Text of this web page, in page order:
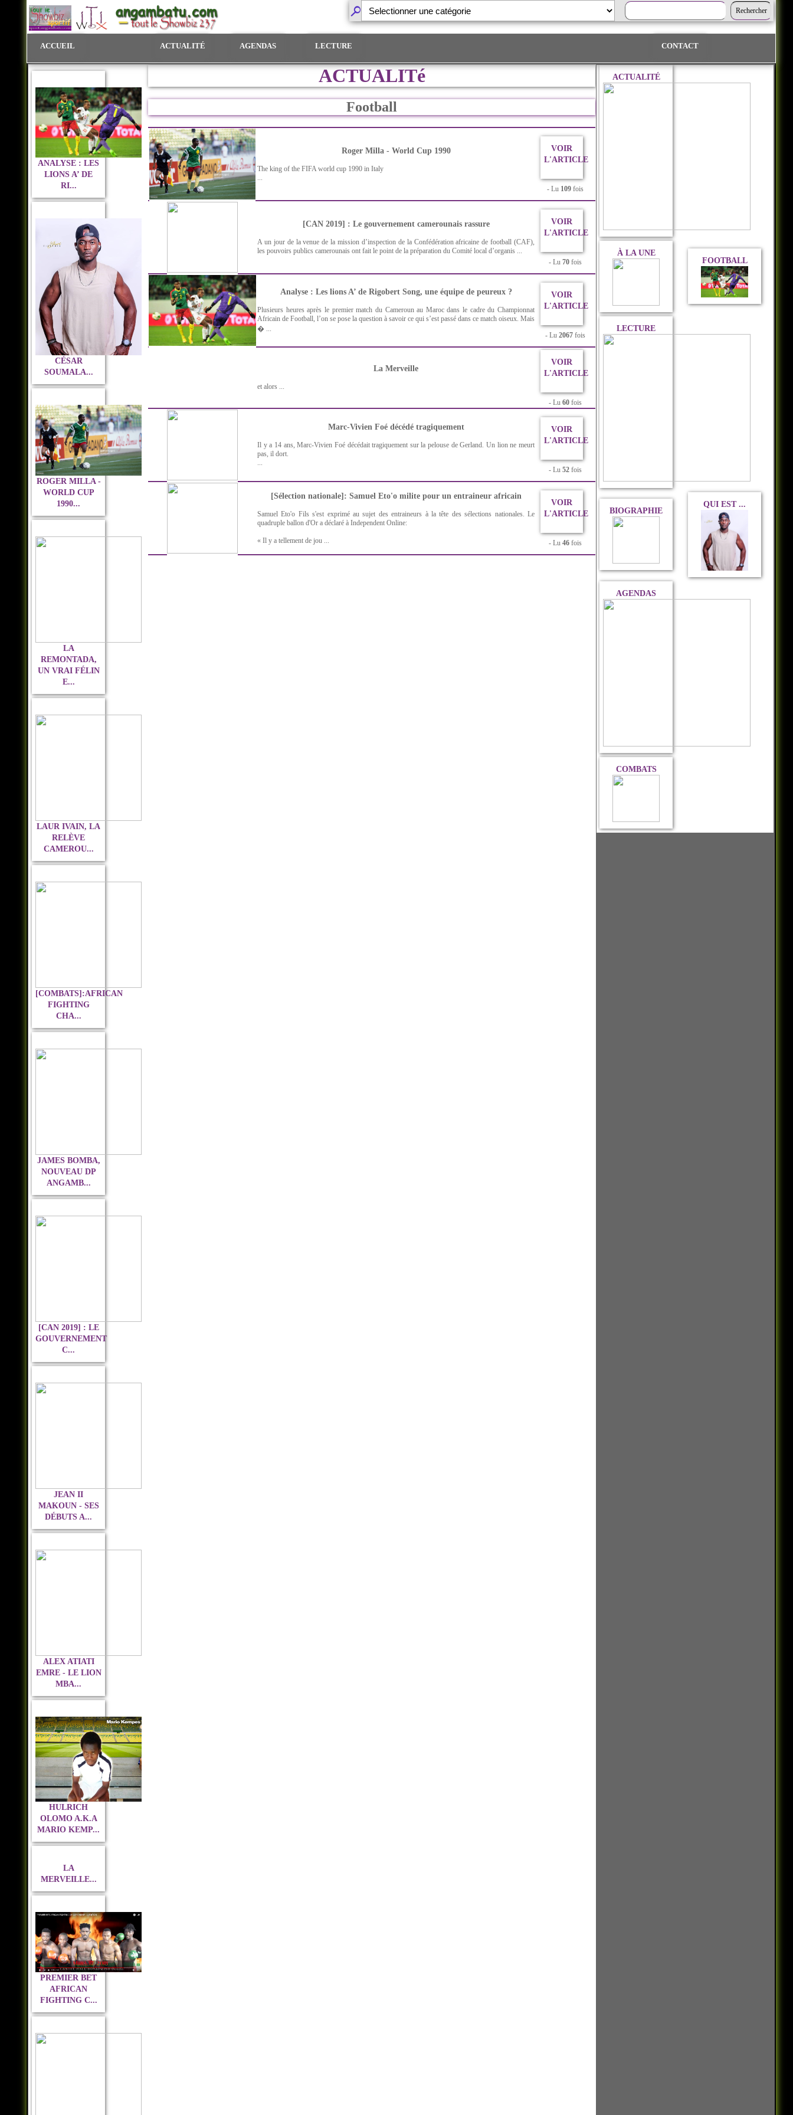
ACCUEIL ACTUALITÉ AGENDAS LECTURE CONTACT
ANALYSE : LES
LIONS A’ DE
RI...
CÉSAR
SOUMALA...
ROGER MILLA -
WORLD CUP
1990...
LA
REMONTADA,
UN VRAI FÉLIN
E...
LAUR IVAIN, LA
RELÈVE
CAMEROU...
[COMBATS]:AFRICAN
FIGHTING
CHA...
JAMES BOMBA,
NOUVEAU DP
ANGAMB...
[CAN 2019] : LE
GOUVERNEMENT
C...
JEAN II
MAKOUN - SES
DÉBUTS A...
ALEX ATIATI
EMRE - LE LION
MBA...
HULRICH
OLOMO A.K.A
MARIO KEMP...
LA
MERVEILLE...
PREMIER BET
AFRICAN
FIGHTING C...
ACTUALITé
Football
Roger Milla - World Cup 1990
The king of the FIFA world cup 1990 in Italy
...
VOIR
L'ARTICLE
- Lu 109 fois
[CAN 2019] : Le gouvernement camerounais rassure
A un jour de la venue de la mission d’inspection de la Confédération africaine de football (CAF),
les pouvoirs publics camerounais ont fait le point de la préparation du Comité local d’organis ...
VOIR
L'ARTICLE
- Lu 70 fois
Analyse : Les lions A’ de Rigobert Song, une équipe de peureux ?
Plusieurs heures après le premier match du Cameroun au Maroc dans le cadre du Championnat
Africain de Football, l’on se pose la question à savoir ce qui s’est passé dans ce match oiseux. Mais
� ...
VOIR
L'ARTICLE
- Lu 2067 fois
La Merveille
et alors ...
VOIR
L'ARTICLE
- Lu 60 fois
Marc-Vivien Foé décédé tragiquement
Il y a 14 ans, Marc-Vivien Foé décédait tragiquement sur la pelouse de Gerland. Un lion ne meurt
pas, il dort.
...
VOIR
L'ARTICLE
- Lu 52 fois
[Sélection nationale]: Samuel Eto'o milite pour un entraineur africain
Samuel Eto'o Fils s'est exprimé au sujet des entraineurs à la tête des sélections nationales. Le
quadruple ballon d'Or a déclaré à Independent Online:
« Il y a tellement de jou ...
VOIR
L'ARTICLE
- Lu 46 fois
ACTUALITÉ
À LA UNE
FOOTBALL
LECTURE
BIOGRAPHIE
QUI EST ...
AGENDAS
COMBATS